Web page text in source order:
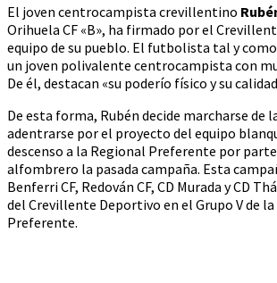
El joven centrocampista crevillentino
Orihuela CF «B», ha firmado por el
equipo de su pueblo. El futbolista tal y
un joven polivalente centrocampista con
De él, destacan «su poderío físico y su
De esta forma, Rubén decide marcharse de
adentrarse por el proyecto del equipo
descenso a la Regional Preferente por
alfombrero la pasada campaña. Esta
Benferri CF, Redován CF, CD Murada y CD
del Crevillente Deportivo en el Grupo V de
Preferente.